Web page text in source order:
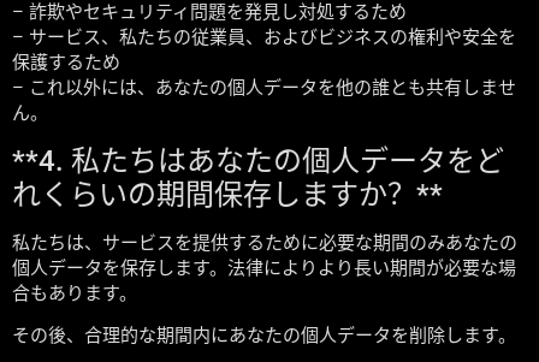
– 詐欺やセキュリティ問題を発見し対処するため
– サービス、私たちの従業員、およびビジネスの権利や安全を
保護するため
– これ以外には、あなたの個人データを他の誰とも共有しませ
ん。
**4. 私たちはあなたの個人データをど
れくらいの期間保存しますか？**
私たちは、サービスを提供するために必要な期間のみあなたの
個人データを保存します。法律によりより長い期間が必要な場
合もあります。
その後、合理的な期間内にあなたの個人データを削除します。